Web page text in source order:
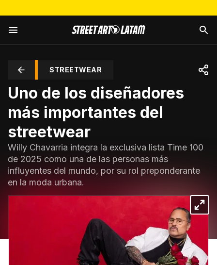
STREETWEAR
Uno de los diseñadores
más importantes del
streetwear
Willy Chavarria integra la exclusiva lista Time 100
de 2025 como una de las personas más
influyentes del mundo, por su rol preponderante
en la moda urbana.